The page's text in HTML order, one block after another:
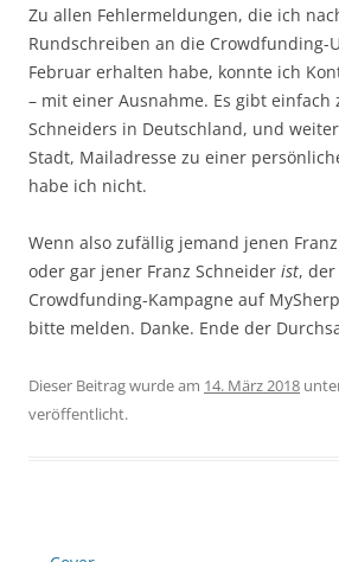
Zu allen Fehlermeldungen, die ich
Rundschreiben an die Crowdfunding-
Februar erhalten habe, konnte ich
– mit einer Ausnahme. Es gibt einfach
Schneiders in Deutschland, und
Stadt, Mailadresse zu einer
habe ich nicht.
Wenn also zufällig jemand jenen
oder gar jener Franz Schneider ist,
Crowdfunding-Kampagne auf
bitte melden. Danke. Ende der
Dieser Beitrag wurde am 14. März 2018
veröffentlicht.